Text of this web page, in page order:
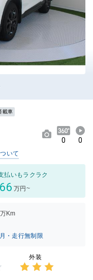
載車
0 0
いて
払いもラクラク
万円~
Km
・走行無制限
外装